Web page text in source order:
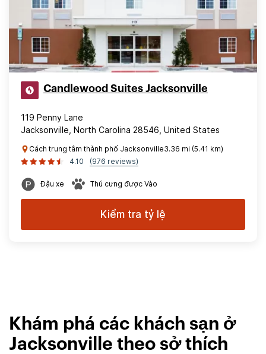
Candlewood Suites Jacksonville
119 Penny Lane
Jacksonville, North Carolina 28546, United States
Cách trung tâm thành phố Jacksonville3.36 mi (5.41 km)
4.10
(976 reviews)
Đậu xe Thú cưng được Vào
Kiểm tra tỷ lệ
Khám phá các khách sạn ở
Jacksonville theo sở thích